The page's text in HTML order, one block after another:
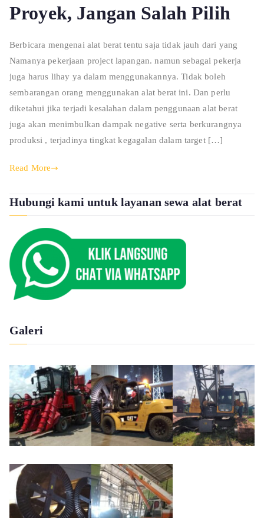
Proyek, Jangan Salah Pilih
Berbicara mengenai alat berat tentu saja tidak jauh dari yang
Namanya pekerjaan project lapangan. namun sebagai pekerja
juga harus lihay ya dalam menggunakannya. Tidak boleh
sembarangan orang menggunakan alat berat ini. Dan perlu
diketahui jika terjadi kesalahan dalam penggunaan alat berat
juga akan menimbulkan dampak negative serta berkurangnya
produksi , terjadinya tingkat kegagalan dalam target […]
Read More
Hubungi kami untuk layanan sewa alat berat
Galeri